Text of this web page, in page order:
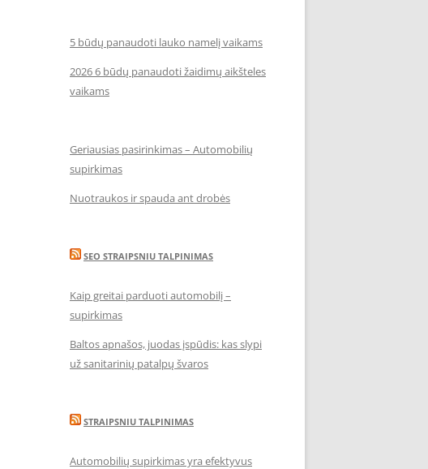
5 būdų panaudoti lauko namelį vaikams
2026 6 būdų panaudoti žaidimų aikšteles
vaikams
Geriausias pasirinkimas – Automobilių
supirkimas
Nuotraukos ir spauda ant drobės
SEO STRAIPSNIU TALPINIMAS
Kaip greitai parduoti automobilį –
supirkimas
Baltos apnašos, juodas įspūdis: kas slypi
už sanitarinių patalpų švaros
STRAIPSNIU TALPINIMAS
Automobilių supirkimas yra efektyvus